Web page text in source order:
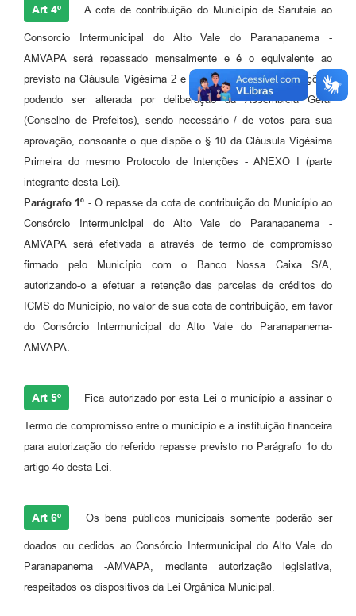
Art 4º A cota de contribuição do Município de Sarutaia ao
Consorcio Intermunicipal do Alto Vale do Paranapanema -
AMVAPA será repassado mensalmente e é o equivalente ao
previsto na Cláusula Vigésima 2 e 3o do Protocolo de Intenções,
podendo ser alterada por deliberação da Assembléia Geral
(Conselho de Prefeitos), sendo necessário / de votos para sua
aprovação, consoante o que dispõe o § 10 da Cláusula Vigésima
Primeira do mesmo Protocolo de Intenções - ANEXO I (parte
integrante desta Lei).
Parágrafo 1º - O repasse da cota de contribuição do Município ao
Consórcio Intermunicipal do Alto Vale do Paranapanema -
AMVAPA será efetivada a através de termo de compromisso
firmado pelo Município com o Banco Nossa Caixa S/A,
autorizando-o a efetuar a retenção das parcelas de créditos do
ICMS do Município, no valor de sua cota de contribuição, em favor
do Consórcio Intermunicipal do Alto Vale do Paranapanema-
AMVAPA.
Art 5º Fica autorizado por esta Lei o município a assinar o
Termo de compromisso entre o município e a instituição financeira
para autorização do referido repasse previsto no Parágrafo 1o do
artigo 4o desta Lei.
Art 6º Os bens públicos municipais somente poderão ser
doados ou cedidos ao Consórcio Intermunicipal do Alto Vale do
Paranapanema -AMVAPA, mediante autorização legislativa,
respeitados os dispositivos da Lei Orgânica Municipal.